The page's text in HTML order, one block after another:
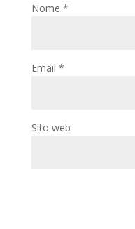
Nome *
Email *
Sito web